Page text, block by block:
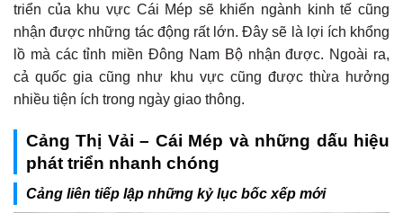
triển của khu vực Cái Mép sẽ khiến ngành kinh tế cũng
nhận được những tác động rất lớn. Đây sẽ là lợi ích khổng
lồ mà các tỉnh miền Đông Nam Bộ nhận được. Ngoài ra,
cả quốc gia cũng như khu vực cũng được thừa hưởng
nhiều tiện ích trong ngày giao thông.
Cảng Thị Vải – Cái Mép và những dấu hiệu
phát triển nhanh chóng
Cảng liên tiếp lập những kỷ lục bốc xếp mới